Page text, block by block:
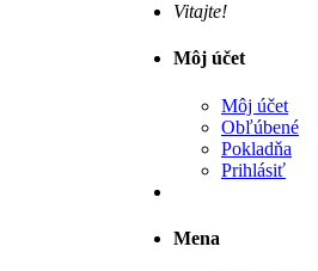
Vitajte!
Môj účet
Môj účet
Obľúbené
Pokladňa
Prihlásiť
Mena